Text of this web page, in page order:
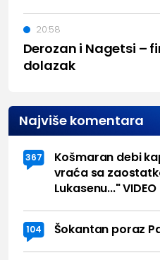
Derozan i Nagetsi –
dolazak
20:58
Najviše komentara
367
Košmaran debi
vraća sa
Lukasenu..." VIDEO
104 Šokantan poraz